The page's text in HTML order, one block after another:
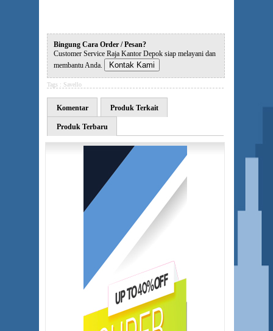
Bingung Cara Order / Pesan?
Customer Service Raja Kantor Depok siap melayani dan
membantu Anda.
Kontak Kami
Tags : Savello
Komentar Produk Terkait
Produk Terbaru